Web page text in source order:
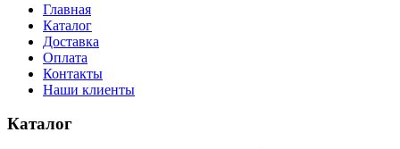
Главная
Каталог
Доставка
Оплата
Контакты
Наши клиенты
Каталог